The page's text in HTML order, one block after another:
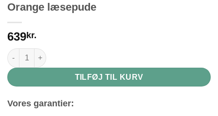
Orange læsepude
639kr.
Orange læsepude antal
TILFØJ TIL KURV
Vores garantier: